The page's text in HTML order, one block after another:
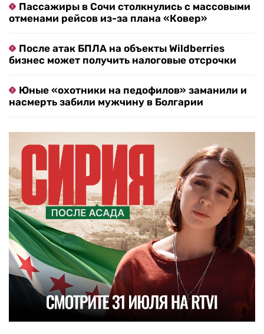
Пассажиры в Сочи столкнулись с массовыми
отменами рейсов из-за плана «Ковер»
После атак БПЛА на объекты Wildberries
бизнес может получить налоговые отсрочки
Юные «охотники на педофилов» заманили и
насмерть забили мужчину в Болгарии